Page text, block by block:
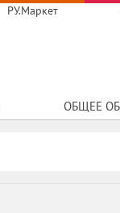
РУ.Маркет
ОБЩЕЕ